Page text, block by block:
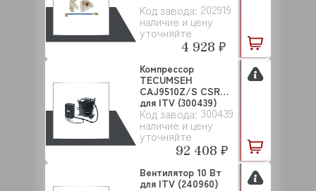
Код завода: 202919
наличие и цену
уточняйте
4 928 ₽
Код завода: 300439
наличие и цену
уточняйте
Компрессор
TECUMSEH
CAJ9510Z/S CSR
для ITV (300439)
92 408 ₽
Вентилятор 10 Вт
для ITV (240960)